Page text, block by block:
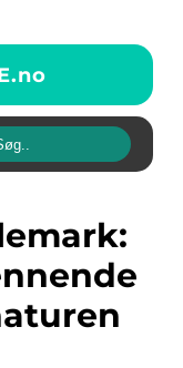
no